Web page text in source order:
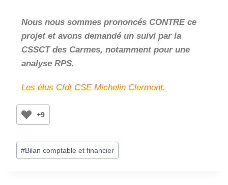
Nous nous sommes prononcés CONTRE ce
projet et avons demandé un suivi par la
CSSCT des Carmes, notamment pour une
analyse RPS.
Les élus Cfdt CSE Michelin Clermont.
+9
#Bilan comptable et financier